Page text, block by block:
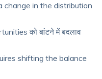
change in the distribution
को बांटने में बदलाव
shifting the balance